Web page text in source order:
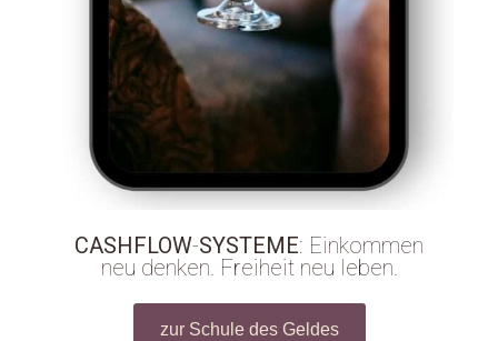
CASHFLOW-SYSTEME: Einkommen
neu denken. Freiheit neu leben.
zur Schule des Geldes